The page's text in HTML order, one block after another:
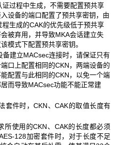
证过程中生成，不需要配置预共享
设备的端口配置了预共享密钥，由
生成的CAK的优先级低于预共享
被弃用，并导致MKA会话建立失
模式下配置预共享密钥。
建立MACsec连接时，请保证只有
口上配置相同的CKN，两端设备的
配置与此相同的CKN，以免一个端
而导致MACsec功能不能正常建
套件时，CKN、CAK的取值长度有
所使用的CKN、CAK的长度都必须
128加密套件时，对于长度不足